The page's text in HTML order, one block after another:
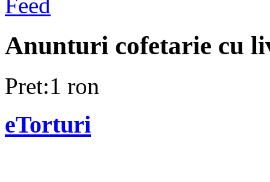
Anunturi cofetarie cu
Pret:1 ron
eTorturi